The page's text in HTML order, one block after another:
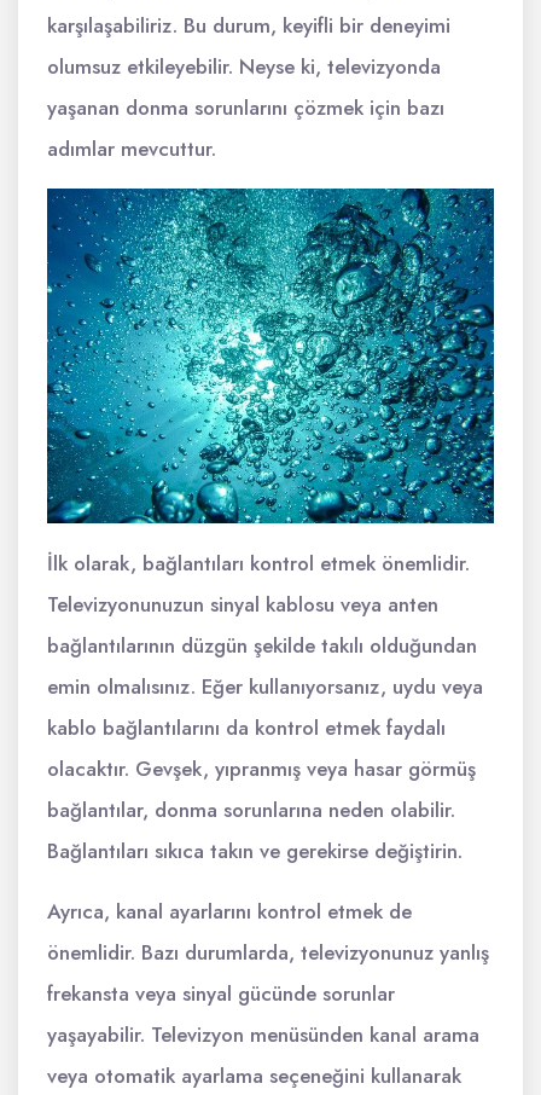
karşılaşabiliriz. Bu durum, keyifli bir deneyimi
olumsuz etkileyebilir. Neyse ki, televizyonda
yaşanan donma sorunlarını çözmek için bazı
adımlar mevcuttur.
İlk olarak, bağlantıları kontrol etmek önemlidir.
Televizyonunuzun sinyal kablosu veya anten
bağlantılarının düzgün şekilde takılı olduğundan
emin olmalısınız. Eğer kullanıyorsanız, uydu veya
kablo bağlantılarını da kontrol etmek faydalı
olacaktır. Gevşek, yıpranmış veya hasar görmüş
bağlantılar, donma sorunlarına neden olabilir.
Bağlantıları sıkıca takın ve gerekirse değiştirin.
Ayrıca, kanal ayarlarını kontrol etmek de
önemlidir. Bazı durumlarda, televizyonunuz yanlış
frekansta veya sinyal gücünde sorunlar
yaşayabilir. Televizyon menüsünden kanal arama
veya otomatik ayarlama seçeneğini kullanarak